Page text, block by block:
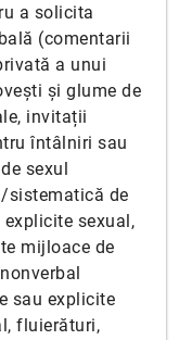
a solicita
(comentarii
a unui
și glume de
invitații
întâlniri sau
sexul
sistematică de
sexual,
mijloace de
sau explicite
fluierături,